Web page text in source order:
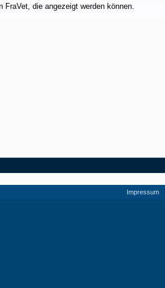
die angezeigt werden können.
Impressum